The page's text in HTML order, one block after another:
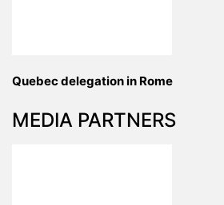
Quebec delegation in Rome
MEDIA PARTNERS